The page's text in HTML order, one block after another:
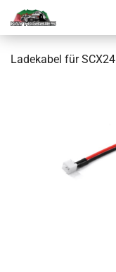
Ladekabel für SCX24